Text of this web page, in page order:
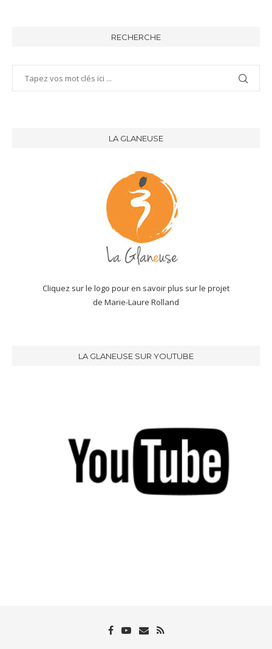
RECHERCHE
LA GLANEUSE
Cliquez sur le logo pour en savoir plus sur le projet
de Marie-Laure Rolland
LA GLANEUSE SUR YOUTUBE